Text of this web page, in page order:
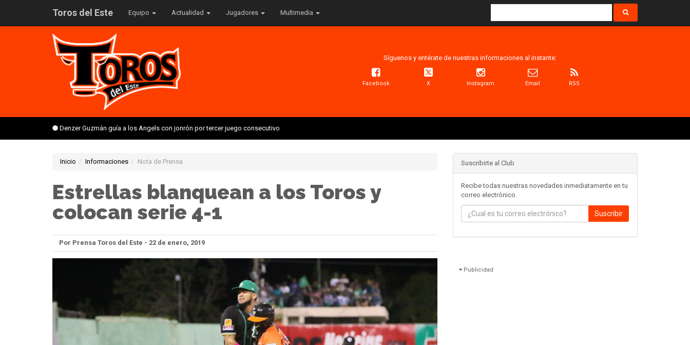
Toros del Este Equipo Actualidad Jugadores Multimedia
Síguenos y entérate de nuestras informaciones al instante:
Facebook X Instagram Email RSS
Denzer Guzmán guía a los Angels con jonrón por tercer juego consecutivo
Inicio Informaciones Nota de Prensa
Estrellas blanquean a los Toros y
colocan serie 4-1
Por Prensa Toros del Este - 22 de enero, 2019
Suscribirte al Club
Recibe todas nuestras novedades inmediatamente en tu
correo electrónico.
Suscribir
Publicidad